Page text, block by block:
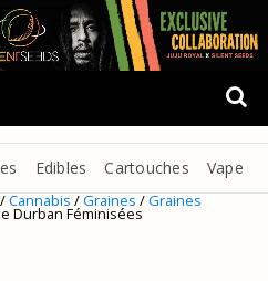
Edibles Cartouches Vape
Cannabis/Graines/Graines
Durban Féminisées